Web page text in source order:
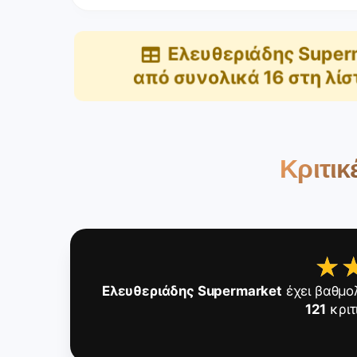
Ελευθεριάδης
από συνολικά 16 στη
Ελευθεριάδης Supermarket έχει
121